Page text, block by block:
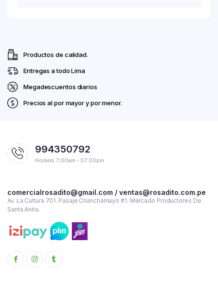
Productos de calidad.
Entregas a todo Lima
Megadescuentos diarios
Precios al por mayor y por menor.
994350792
Horario 7:00am - 07:00pm
comercialrosadito@gmail.com / ventas@rosadito.com.pe
Av. La Cultura 701. Pasaje Chanchamayo #1. Mercado Productores De
Santa Anita.